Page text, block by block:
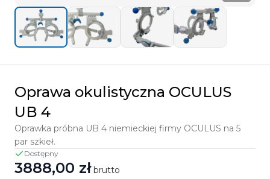
Oprawa okulistyczna OCULUS
UB 4
Oprawka próbna UB 4 niemieckiej firmy OCULUS na 5
par szkieł.
Dostępny
3888,00 zł brutto